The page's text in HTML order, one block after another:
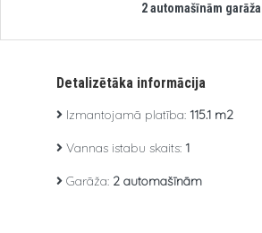
2 automašīnām garāža
Detalizētāka informācija
Izmantojamā platība: 115.1 m2
Vannas istabu skaits: 1
Garāža: 2 automašīnām